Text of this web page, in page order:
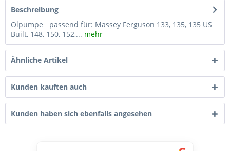
Beschreibung
Ölpumpe passend für: Massey Ferguson 133, 135, 135 US
Built, 148, 150, 152,... mehr
Ähnliche Artikel
Kunden kauften auch
Kunden haben sich ebenfalls angesehen